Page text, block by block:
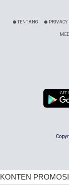
TENTANG PRIVACY